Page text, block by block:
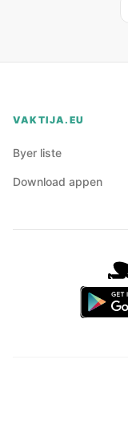
VAKTIJA.EU
Byer liste
Download appen